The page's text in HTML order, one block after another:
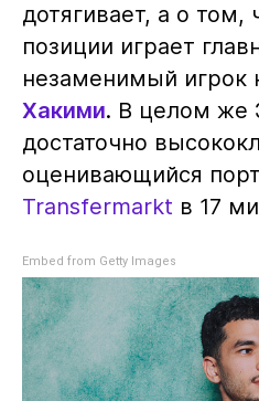
дотягивает, а о том,
позиции играет
незаменимый игрок
Хакими. В целом же
достаточно
оценивающийся
Transfermarkt в 17
Embed from Getty Images